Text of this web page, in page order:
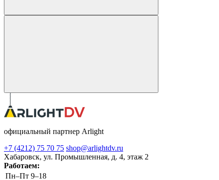
официальный партнер Arlight
+7 (4212) 75 70 75 shop@arlightdv.ru
Хабаровск, ул. Промышленная, д. 4, этаж 2
Работаем:
Пн–Пт 9–18